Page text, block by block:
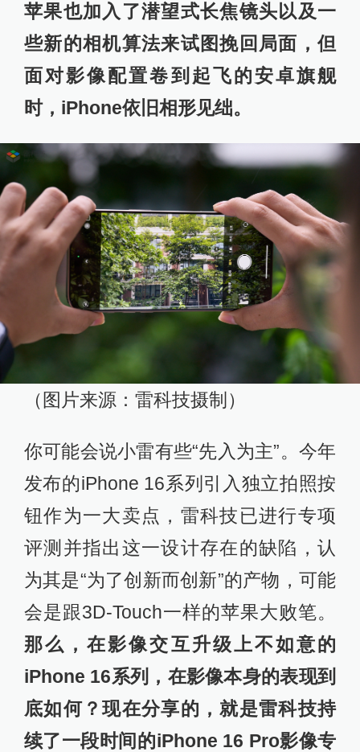
苹果也加入了潜望式长焦镜头以及一
些新的相机算法来试图挽回局面，但
面对影像配置卷到起飞的安卓旗舰
时，iPhone依旧相形见绌。
（图片来源：雷科技摄制）
你可能会说小雷有些“先入为主”。今年
发布的iPhone 16系列引入独立拍照按
钮作为一大卖点，雷科技已进行专项
评测并指出这一设计存在的缺陷，认
为其是“为了创新而创新”的产物，可能
会是跟3D-Touch一样的苹果大败笔。
那么，在影像交互升级上不如意的
iPhone 16系列，在影像本身的表现到
底如何？现在分享的，就是雷科技持
续了一段时间的iPhone 16 Pro影像专